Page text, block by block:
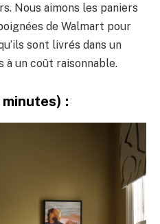
Nous aimons les paniers
de Walmart pour
sont livrés dans un
un coût raisonnable.
: